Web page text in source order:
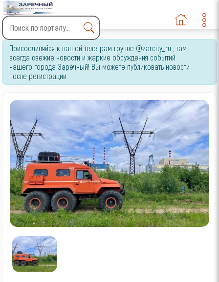
Type 2 or more characters
for results.
Присоединяйся к нашей телеграм группе @zarcity_ru , там
всегда свежие новости и жаркие обсуждения событий
нашего города Заречный! Вы можете публиковать новости
после регистрации.